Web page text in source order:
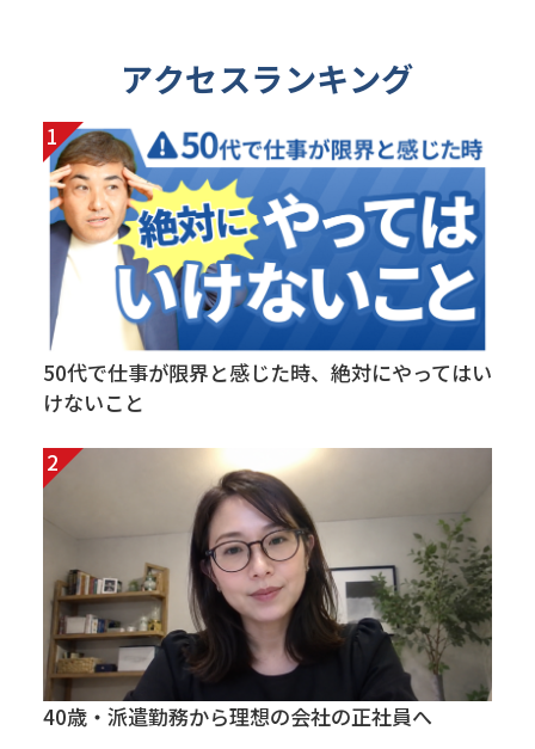
アクセスランキング
50代で仕事が限界と感じた時、絶対にやってはい
けないこと
40歳・派遣勤務から理想の会社の正社員へ